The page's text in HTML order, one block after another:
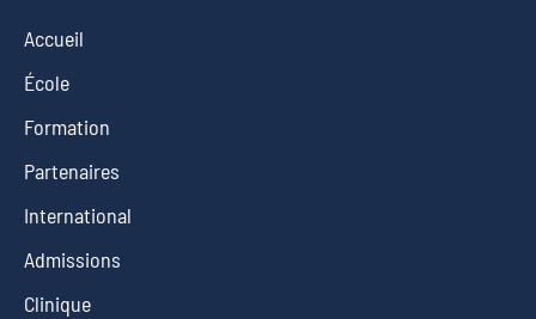
Accueil
École
Formation
Partenaires
International
Admissions
Clinique